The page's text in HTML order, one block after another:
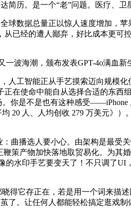
历。是一个“老”问题。医疗、卫
据总量正以惊人速度增加，苹
已经的遭人鄙弃，好比成本更可
波海潮，颁布发表GPT-4o满血新
工智能正从手艺摸索迈向规模化
在使命中能自从选择合适的东
你是不是也有这种感受
20 人、人均创收 279 万美元》
播选人要小心。由架构是最受
策产物加快落地取贸易化。为其
水印手艺要变天了！不只调了UI
存正在，若是用一个词来描述
。让任何人都能轻松搞定逛戏